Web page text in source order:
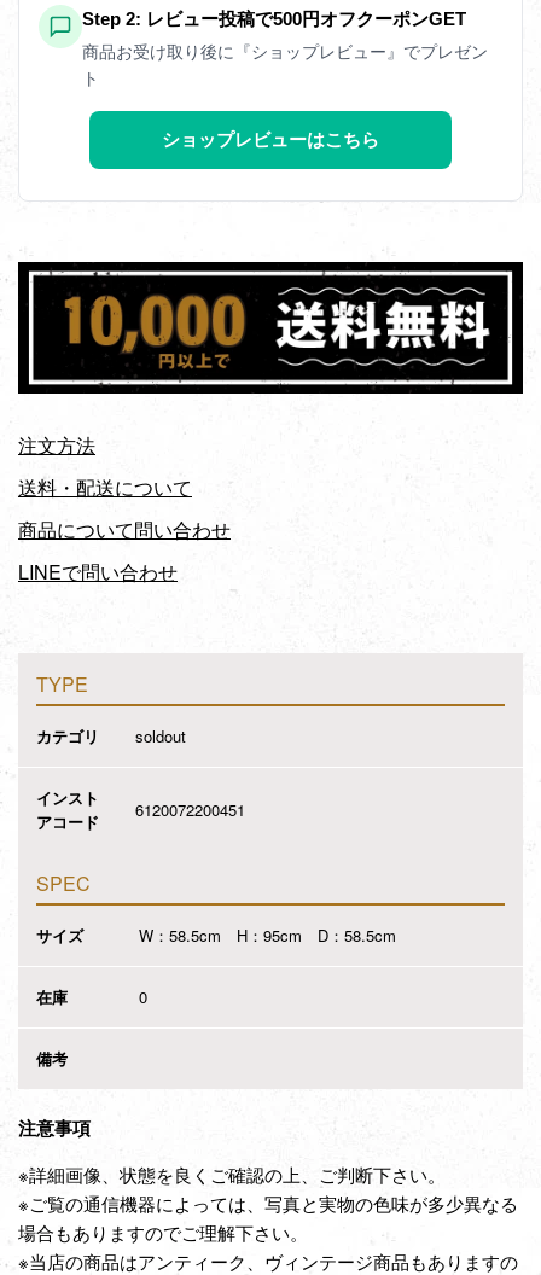
Step 2: レビュー投稿で500円オフクーポンGET
商品お受け取り後に『ショップレビュー』でプレゼン
ト
ショップレビューはこちら
注文方法
送料・配送について
商品について問い合わせ
LINEで問い合わせ
TYPE
カテゴリ soldout
インスト
アコード
6120072200451
SPEC
サイズ W：58.5cm H：95cm D：58.5cm
在庫 0
備考
注意事項
※詳細画像、状態を良くご確認の上、ご判断下さい。
※ご覧の通信機器によっては、写真と実物の色味が多少異なる
場合もありますのでご理解下さい。
※当店の商品はアンティーク、ヴィンテージ商品もありますの